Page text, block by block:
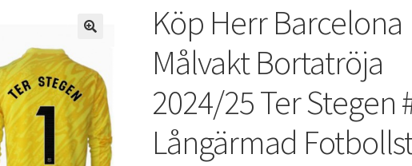
Köp Herr Barcelona
Målvakt Bortatröja
2024/25 Ter Stegen
Långärmad